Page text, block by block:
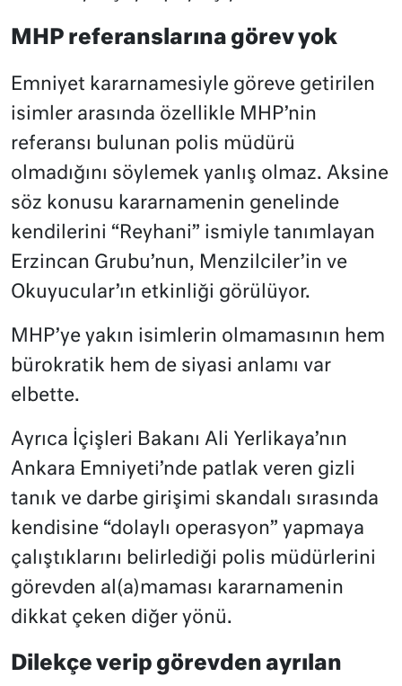
MHP referanslarına görev yok
Emniyet kararnamesiyle göreve getirilen
isimler arasında özellikle MHP’nin
referansı bulunan polis müdürü
olmadığını söylemek yanlış olmaz. Aksine
söz konusu kararnamenin genelinde
kendilerini “Reyhani” ismiyle tanımlayan
Erzincan Grubu’nun, Menzilciler’in ve
Okuyucular’ın etkinliği görülüyor.
MHP’ye yakın isimlerin olmamasının hem
bürokratik hem de siyasi anlamı var
elbette.
Ayrıca İçişleri Bakanı Ali Yerlikaya’nın
Ankara Emniyeti’nde patlak veren gizli
tanık ve darbe girişimi skandalı sırasında
kendisine “dolaylı operasyon” yapmaya
çalıştıklarını belirlediği polis müdürlerini
görevden al(a)maması kararnamenin
dikkat çeken diğer yönü.
Dilekçe verip görevden ayrılan